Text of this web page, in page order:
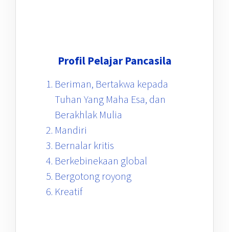
Profil Pelajar Pancasila
Beriman, Bertakwa kepada
Tuhan Yang Maha Esa, dan
Berakhlak Mulia
Mandiri
Bernalar kritis
Berkebinekaan global
Bergotong royong
Kreatif